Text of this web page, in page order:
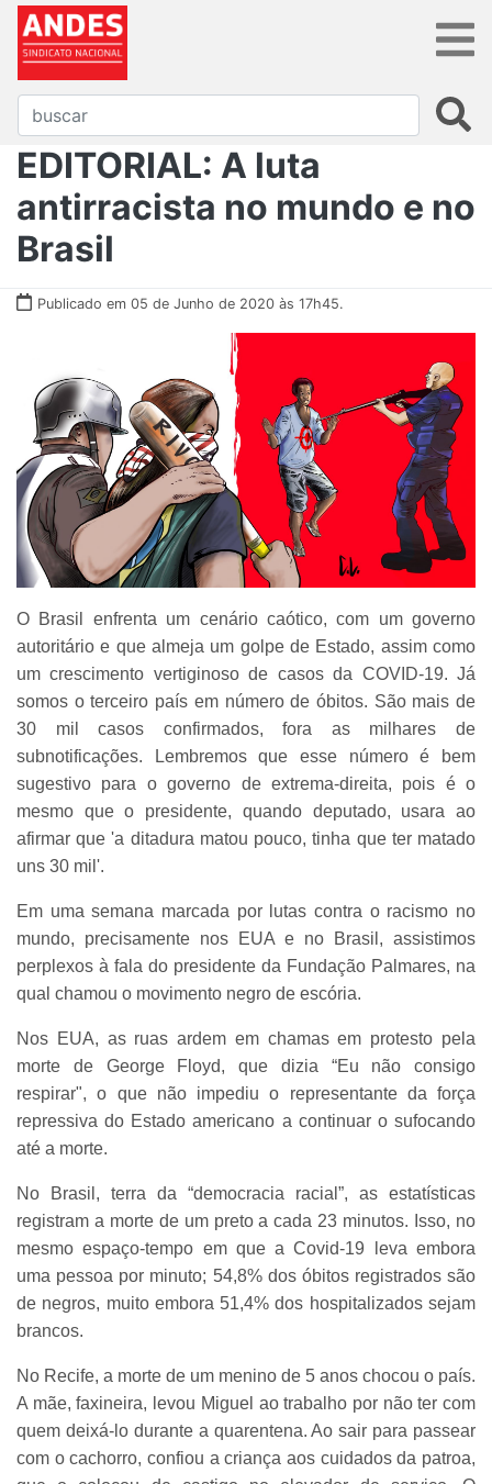
EDITORIAL: A luta
antirracista no mundo e no
Brasil
Publicado em 05 de Junho de 2020 às 17h45.
O Brasil enfrenta um cenário caótico, com um governo
autoritário e que almeja um golpe de Estado, assim como
um crescimento vertiginoso de casos da COVID-19. Já
somos o terceiro país em número de óbitos. São mais de
30 mil casos confirmados, fora as milhares de
subnotificações. Lembremos que esse número é bem
sugestivo para o governo de extrema-direita, pois é o
mesmo que o presidente, quando deputado, usara ao
afirmar que 'a ditadura matou pouco, tinha que ter matado
uns 30 mil'.
Em uma semana marcada por lutas contra o racismo no
mundo, precisamente nos EUA e no Brasil, assistimos
perplexos à fala do presidente da Fundação Palmares, na
qual chamou o movimento negro de escória.
Nos EUA, as ruas ardem em chamas em protesto pela
morte de George Floyd, que dizia “Eu não consigo
respirar", o que não impediu o representante da força
repressiva do Estado americano a continuar o sufocando
até a morte.
No Brasil, terra da “democracia racial”, as estatísticas
registram a morte de um preto a cada 23 minutos. Isso, no
mesmo espaço-tempo em que a Covid-19 leva embora
uma pessoa por minuto; 54,8% dos óbitos registrados são
de negros, muito embora 51,4% dos hospitalizados sejam
brancos.
No Recife, a morte de um menino de 5 anos chocou o país.
A mãe, faxineira, levou Miguel ao trabalho por não ter com
quem deixá-lo durante a quarentena. Ao sair para passear
com o cachorro, confiou a criança aos cuidados da patroa,